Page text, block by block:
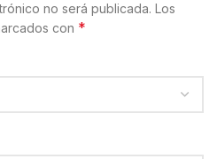
no será publicada. Los
con *